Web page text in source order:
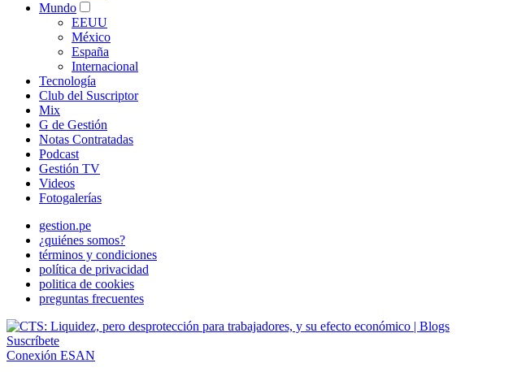
Mundo
EEUU
México
España
Internacional
Tecnología
Club del Suscriptor
Mix
G de Gestión
Notas Contratadas
Podcast
Gestión TV
Videos
Fotogalerías
gestion.pe
¿quiénes somos?
términos y condiciones
política de privacidad
politica de cookies
preguntas frecuentes
Suscríbete
Conexión ESAN